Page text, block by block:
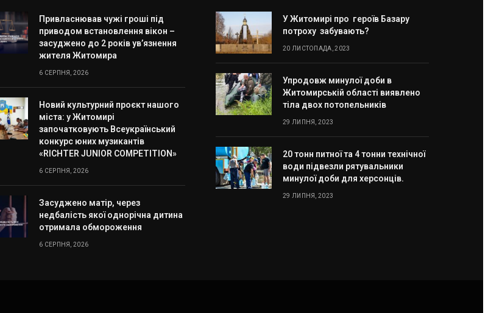
Привласнював чужі гроші під
приводом встановлення вікон –
засуджено до 2 років ув’язнення
жителя Житомира
6 СЕРПНЯ, 2026
Новий культурний проєкт нашого
міста: у Житомирі
започатковують Всеукраїнський
конкурс юних музикантів
«RICHTER JUNIOR COMPETITION»
6 СЕРПНЯ, 2026
Засуджено матір, через
недбалість якої однорічна дитина
отримала обмороження
6 СЕРПНЯ, 2026
У Житомирі про героїв Базару
потроху забувають?
20 ЛИСТОПАДА, 2023
Упродовж минулої доби в
Житомирській області виявлено
тіла двох потопельників
29 ЛИПНЯ, 2023
20 тонн питної та 4 тонни технічної
води підвезли рятувальники
минулої доби для херсонців.
29 ЛИПНЯ, 2023